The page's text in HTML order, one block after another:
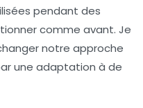
pendant des
comme avant. Je
notre approche
une adaptation à de